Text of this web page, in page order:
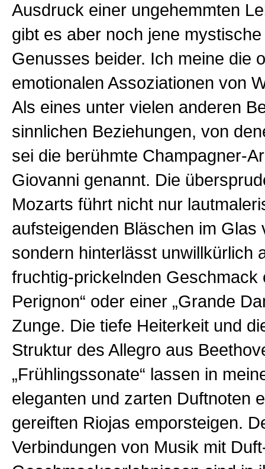
Ausdruck einer ungehemmten
gibt es aber noch jene
Genusses beider. Ich meine die
emotionalen Assoziationen von
Als eines unter vielen anderen
sinnlichen Beziehungen, von
sei die berühmte Champagner-
Giovanni genannt. Die
Mozarts führt nicht nur
aufsteigenden Bläschen im Glas
sondern hinterlässt unwillkürlich
fruchtig-prickelnden Geschmack
Perignon“ oder einer „Grande
Zunge. Die tiefe Heiterkeit und
Struktur des Allegro aus
„Frühlingssonate“ lassen in
eleganten und zarten Duftnoten
gereiften Riojas emporsteigen.
Verbindungen von Musik mit